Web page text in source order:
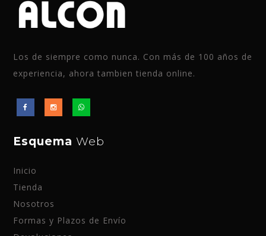
Los de siempre como nunca. Con más de 100 años de
experiencia, ahora tambien tienda online.
Esquema Web
Inicio
Tienda
Nosotros
Formas y Plazos de Envío